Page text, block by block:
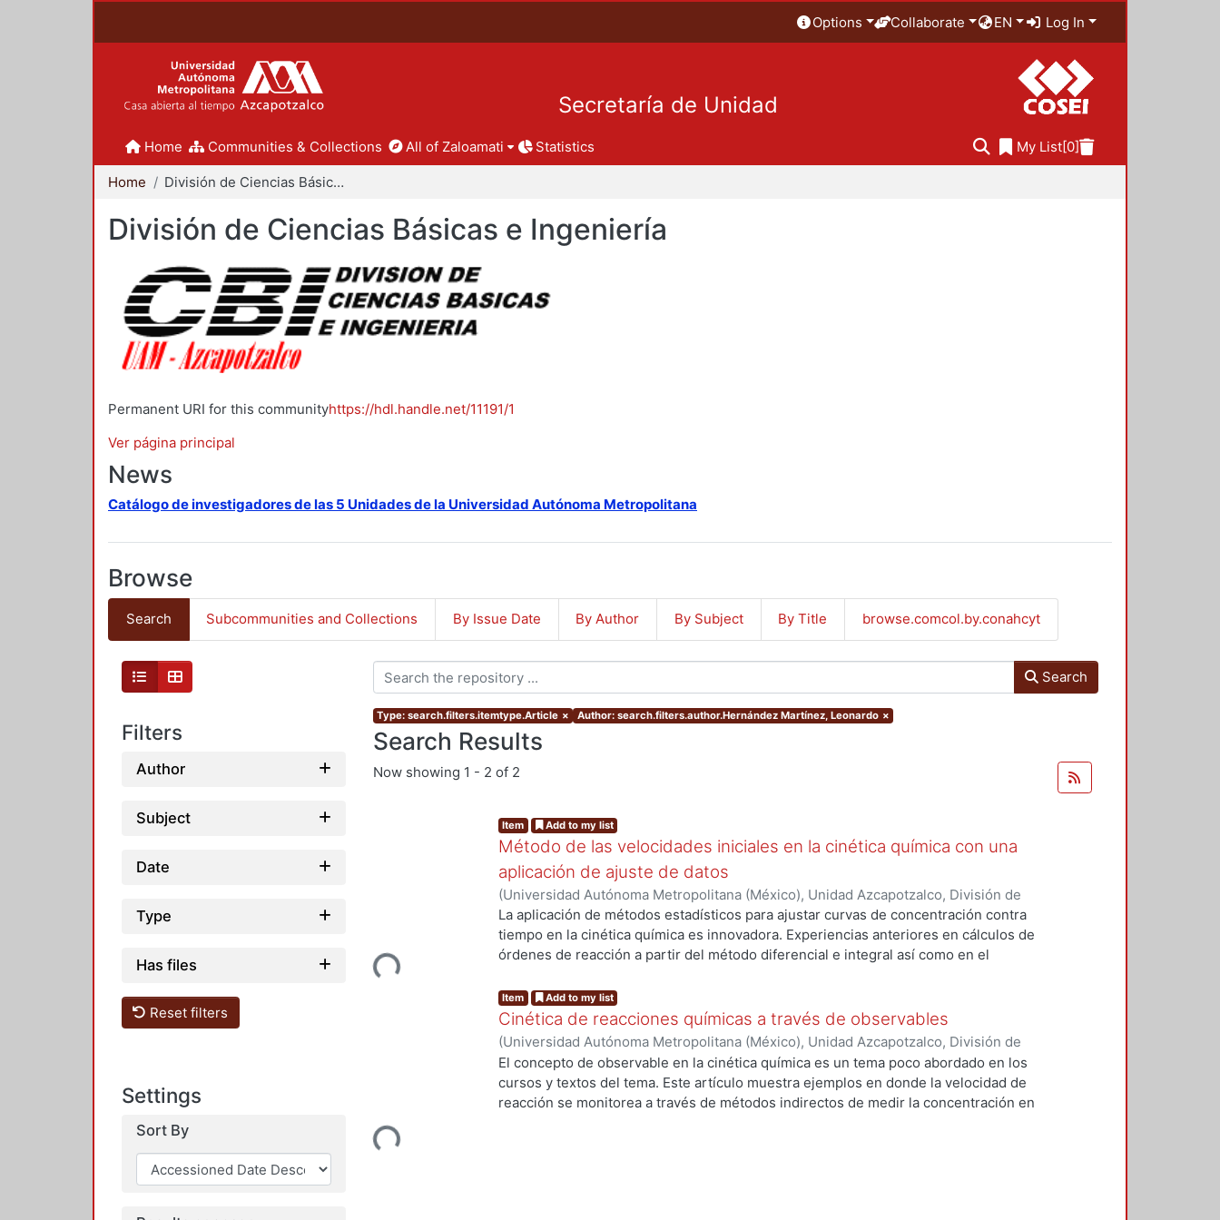
Options Collaborate EN Log In
Secretaría de Unidad
Home Communities & Collections All of Zaloamati Statistics My List[0]
Home División de Ciencias Básicas e Ingeniería
División de Ciencias Básicas e Ingeniería
Permanent URI for this communityhttps://hdl.handle.net/11191/1
Ver página principal
News
Catálogo de investigadores de las 5 Unidades de la Universidad Autónoma Metropolitana
Browse
Search Subcommunities and Collections By Issue Date By Author By Subject By Title browse.comcol.by.conahcyt
Filters
Author
Subject
Date
Type
Has files
Reset filters
Settings
Sort By
Search
Type: search.filters.itemtype.Article × Author: search.filters.author.Hernández Martínez, Leonardo ×
Search Results
Now showing 1 - 2 of 2
Loading...
Item Add to my list
Método de las velocidades iniciales en la cinética química con una
aplicación de ajuste de datos
(Universidad Autónoma Metropolitana (México), Unidad Azcapotzalco, División de
Ciencias Básicas e Ingeniería, Departamento de Ciencias Básicas,2016)Fernández
Sánchez, Lilia;Corral López, Elpidio;Hernández Martínez, Leonardo; Soto Téllez,
María de la Luz
La aplicación de métodos estadísticos para ajustar curvas de concentración contra
tiempo en la cinética química es innovadora. Experiencias anteriores en cálculos de
órdenes de reacción a partir del método diferencial e integral así como en el
regresiones matemáticas mejoran los resultados. Este artículo muestra la
aplicación de la estadística a la determinación de velocidades iniciales a través de
la derivada de la ecuación ajustada de los datos evitando el trazo manual y
reduciendo el tiempo de obtención de resultados. En el método de las velocidades
iniciales se tienen órdenes parciales más cercanos a los esperados. La coherencia
en los resultados con los esperados ayuda a comprender mejor la cinética química.
Loading...
Item Add to my list
Cinética de reacciones químicas a través de observables
(Universidad Autónoma Metropolitana (México), Unidad Azcapotzalco, División de
Ciencias Básicas e Ingeniería, Departamento de Ciencias Básicas,2016)Fernández
Sánchez, Lilia;Corral López, Elpidio;Soto Téllez, María de la Luz;Hernández
Martínez, Leonardo;Estrada Guerrero, José María Daniel
El concepto de observable en la cinética química es un tema poco abordado en los
cursos y textos del tema. Este artículo muestra ejemplos en donde la velocidad de
reacción se monitorea a través de métodos indirectos de medir la concentración en